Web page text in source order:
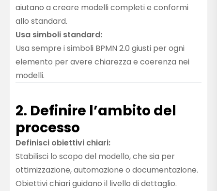
aiutano a creare modelli completi e conformi
allo standard.
Usa simboli standard:
Usa sempre i simboli BPMN 2.0 giusti per ogni
elemento per avere chiarezza e coerenza nei
modelli.
2. Definire l’ambito del
processo
Definisci obiettivi chiari:
Stabilisci lo scopo del modello, che sia per
ottimizzazione, automazione o documentazione.
Obiettivi chiari guidano il livello di dettaglio.